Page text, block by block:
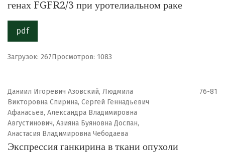
генах FGFR2/3 при уротелиальном раке
pdf
Загрузок: 267Просмотров: 1083
Даниил Игоревич Азовский, Людмила
Викторовна Спирина, Сергей Геннадьевич
Афанасьев, Александра Владимировна
Августинович, Азияна Буяновна Доспан,
Анастасия Владимировна Чебодаева
76-81
Экспрессия ганкирина в ткани опухоли